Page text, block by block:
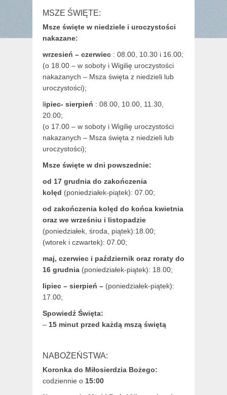
MSZE ŚWIĘTE:
Msze święte w niedziele i uroczystości
nakazane:
wrzesień – czerwiec : 08.00, 10.30 i 16.00;
(o 18.00 – w soboty i Wigilię uroczystości
nakazanych – Msza święta z niedzieli lub
uroczystości);
lipiec- sierpień : 08.00, 10.00, 11.30,
20.00;
(o 17.00 – w soboty i Wigilię uroczystości
nakazanych – Msza święta z niedzieli lub
uroczystości);
Msze święte w dni powszednie:
od 17 grudnia do zakończenia
kolęd (poniedziałek-piątek): 07.00;
od zakończenia kolęd do końca kwietnia
oraz we wrześniu i listopadzie
(poniedziałek, środa, piątek):18.00;
(wtorek i czwartek): 07.00;
maj, czerwiec i październik oraz roraty do
16 grudnia (poniedziałek-piątek): 18.00;
lipiec – sierpień – (poniedziałek-piątek):
17.00;
Spowiedź Święta:
– 15 minut przed każdą mszą świętą
NABOŻEŃSTWA:
Koronka do Miłosierdzia Bożego:
codziennie o 15:00